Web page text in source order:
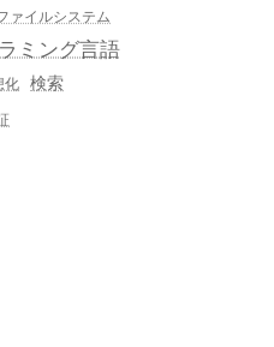
ァイルシステム
ミング言語
化 検索